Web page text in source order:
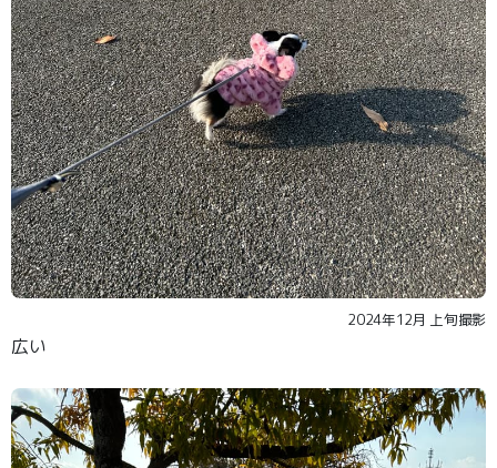
2024年12月 上旬撮影
広い